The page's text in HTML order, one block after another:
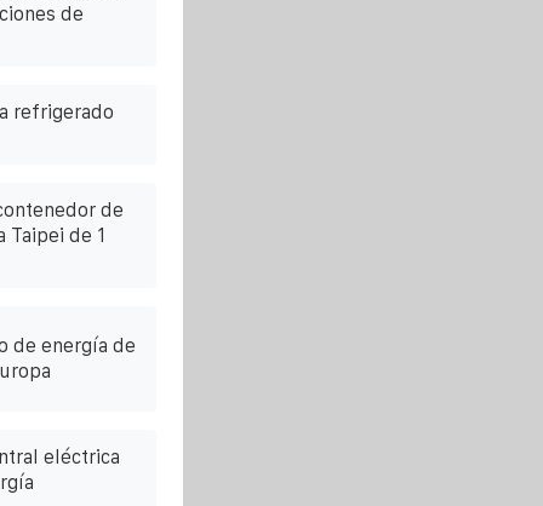
de
refrigerado
de
Taipei de 1
de energía de
eléctrica